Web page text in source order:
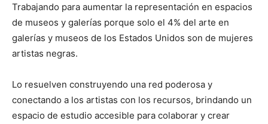
Trabajando para aumentar la representación en espacios
de museos y galerías porque solo el 4% del arte en
galerías y museos de los Estados Unidos son de mujeres
artistas negras.
Lo resuelven construyendo una red poderosa y
conectando a los artistas con los recursos, brindando un
espacio de estudio accesible para colaborar y crear